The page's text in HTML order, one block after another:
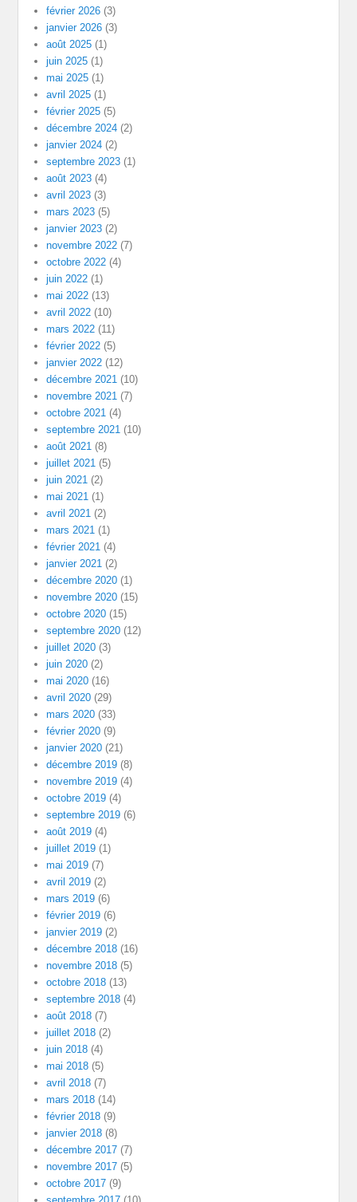
février 2026 (3)
janvier 2026 (3)
août 2025 (1)
juin 2025 (1)
mai 2025 (1)
avril 2025 (1)
février 2025 (5)
décembre 2024 (2)
janvier 2024 (2)
septembre 2023 (1)
août 2023 (4)
avril 2023 (3)
mars 2023 (5)
janvier 2023 (2)
novembre 2022 (7)
octobre 2022 (4)
juin 2022 (1)
mai 2022 (13)
avril 2022 (10)
mars 2022 (11)
février 2022 (5)
janvier 2022 (12)
décembre 2021 (10)
novembre 2021 (7)
octobre 2021 (4)
septembre 2021 (10)
août 2021 (8)
juillet 2021 (5)
juin 2021 (2)
mai 2021 (1)
avril 2021 (2)
mars 2021 (1)
février 2021 (4)
janvier 2021 (2)
décembre 2020 (1)
novembre 2020 (15)
octobre 2020 (15)
septembre 2020 (12)
juillet 2020 (3)
juin 2020 (2)
mai 2020 (16)
avril 2020 (29)
mars 2020 (33)
février 2020 (9)
janvier 2020 (21)
décembre 2019 (8)
novembre 2019 (4)
octobre 2019 (4)
septembre 2019 (6)
août 2019 (4)
juillet 2019 (1)
mai 2019 (7)
avril 2019 (2)
mars 2019 (6)
février 2019 (6)
janvier 2019 (2)
décembre 2018 (16)
novembre 2018 (5)
octobre 2018 (13)
septembre 2018 (4)
août 2018 (7)
juillet 2018 (2)
juin 2018 (4)
mai 2018 (5)
avril 2018 (7)
mars 2018 (14)
février 2018 (9)
janvier 2018 (8)
décembre 2017 (7)
novembre 2017 (5)
octobre 2017 (9)